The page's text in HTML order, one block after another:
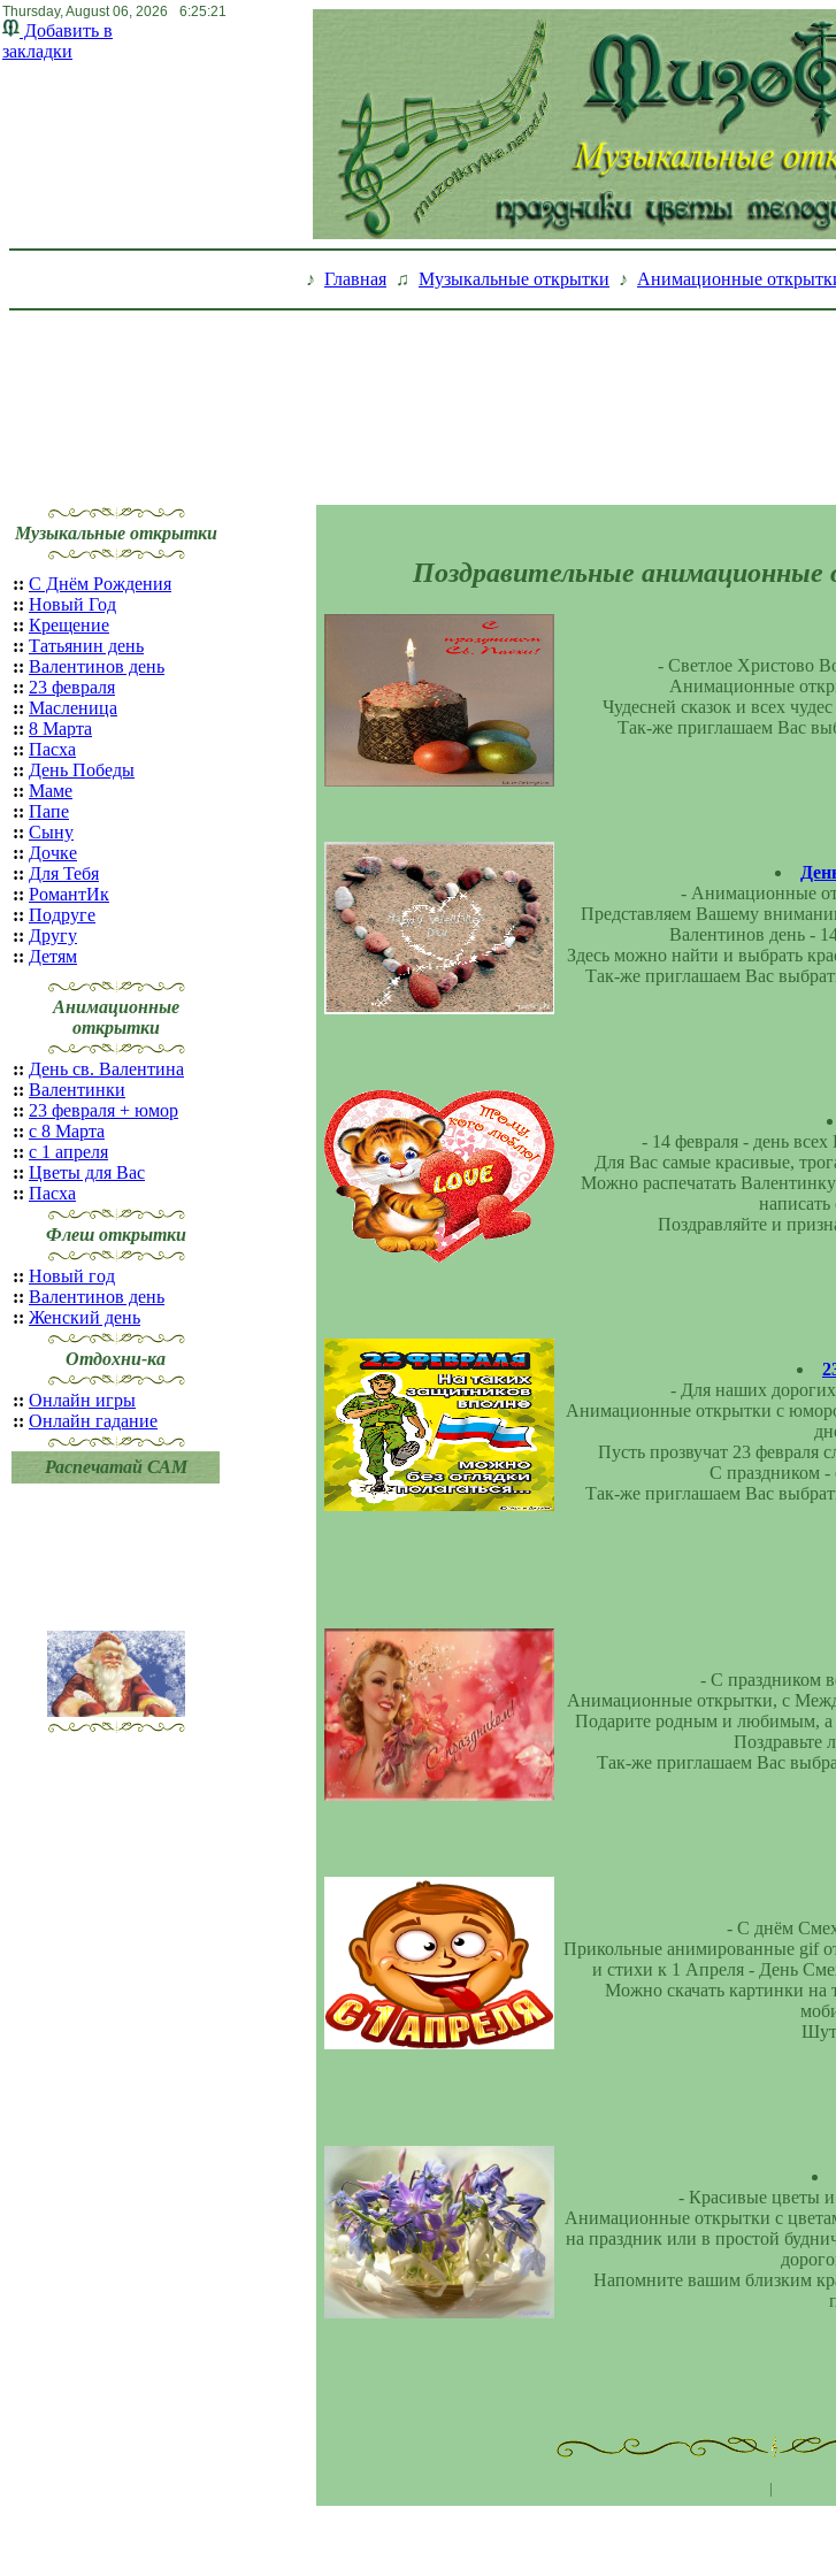
Thursday, August 06, 2026
Добавить в
закладки
6:25:22
♪ Главная ♫ Музыкальные открытки ♪ Анимационные
Музыкальные открытки
:: С Днём Рождения
:: Новый Год
:: Крещение
:: Татьянин день
:: Валентинов день
:: 23 февраля
:: Масленица
:: 8 Марта
:: Пасха
:: День Победы
:: Маме
:: Папе
:: Сыну
:: Дочке
:: Для Тебя
:: РомантИк
:: Подруге
:: Другу
:: Детям
Анимационные
открытки
:: День св. Валентина
:: Валентинки
:: 23 февраля + юмор
:: с 8 Марта
:: с 1 апреля
:: Цветы для Вас
:: Пасха
Флеш открытки
:: Новый год
:: Валентинов день
:: Женский день
Отдохни-ка
:: Онлайн игры
:: Онлайн гадание
Распечатай САМ
Поздравительные
- Светлое Христово
Анимационные
Чудесней сказок и всех
Так-же приглашаем Вас
- Анимационные
Представляем Вашему
Валентинов день -
Здесь можно найти и выбрать
Так-же приглашаем Вас
- 14 февраля - день
Для Вас самые красивые,
Можно распечатать
написать
Поздравляйте и
- Для наших
Анимационные открытки с
Пусть прозвучат 23 февраля
С праздником -
Так-же приглашаем Вас
- С праздником
Анимационные открытки, с
Подарите родным и любимым, а
Так-же приглашаем Вас
- С днём
Прикольные анимированные gif
и стихи к 1 Апреля - День
Можно скачать картинки на
- Красивые цветы
Анимационные открытки с
на праздник или в простой
Напомните вашим близким
|